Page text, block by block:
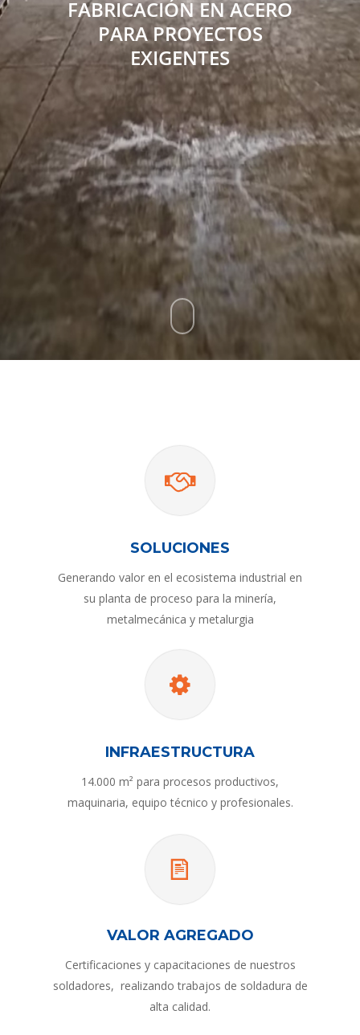
FABRICACIÓN EN ACERO
PARA PROYECTOS
EXIGENTES
SOLUCIONES
Generando valor en el ecosistema industrial en
su planta de proceso para la minería,
metalmecánica y metalurgia
INFRAESTRUCTURA
14.000 m² para procesos productivos,
maquinaria, equipo técnico y profesionales.
VALOR AGREGADO
Certiﬁcaciones y capacitaciones de nuestros
soldadores, realizando trabajos de soldadura de
alta calidad.